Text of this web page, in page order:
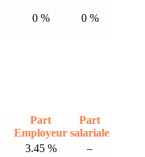
0 % 0 %
Part
Employeur
Part
salariale
3.45 %
–